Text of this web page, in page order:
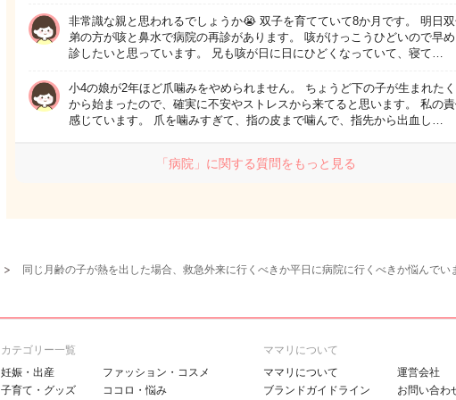
非常識な親と思われるでしょうか😭 双子を育てていて8か月です。 明日
弟の方が咳と鼻水で病院の再診があります。 咳がけっこうひどいので早
診したいと思っています。 兄も咳が日に日にひどくなっていて、寝て…
小4の娘が2年ほど爪噛みをやめられません。 ちょうど下の子が生まれた
から始まったので、確実に不安やストレスから来てると思います。 私の
感じています。 爪を噛みすぎて、指の皮まで噛んで、指先から出血し…
「病院」に関する質問をもっと見る
同じ月齢の子が熱を出した場合、救急外来に行くべきか平日に病院に行くべきか悩んでい
カテゴリー一覧
妊娠・出産
子育て・グッズ
ファッション・コスメ
ココロ・悩み
ママリについて
ママリについて
ブランドガイドライン
運営会社
お問い合わ